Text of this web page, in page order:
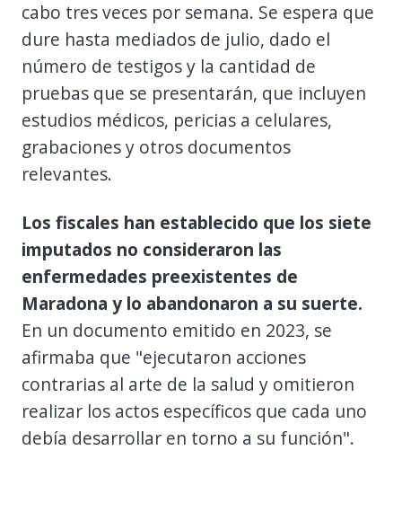
cabo tres veces por semana. Se espera que
dure hasta mediados de julio, dado el
número de testigos y la cantidad de
pruebas que se presentarán, que incluyen
estudios médicos, pericias a celulares,
grabaciones y otros documentos
relevantes.
Los fiscales han establecido que los siete
imputados no consideraron las
enfermedades preexistentes de
Maradona y lo abandonaron a su suerte.
En un documento emitido en 2023, se
afirmaba que "ejecutaron acciones
contrarias al arte de la salud y omitieron
realizar los actos específicos que cada uno
debía desarrollar en torno a su función".